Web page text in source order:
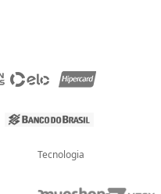
Tecnologia